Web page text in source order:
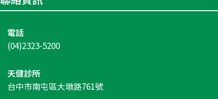
電話
(04)2323-5200
天健診所
台中市南屯區大墩路761號